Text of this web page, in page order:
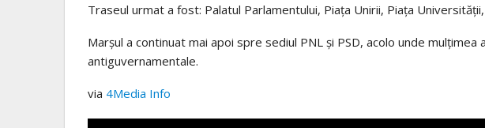
Traseul urmat a fost: Palatul Parlamentului, Piața Unirii, Piața
Marșul a continuat mai apoi spre sediul PNL și PSD, acolo unde mulțimea
antiguvernamentale.
via 4Media Info